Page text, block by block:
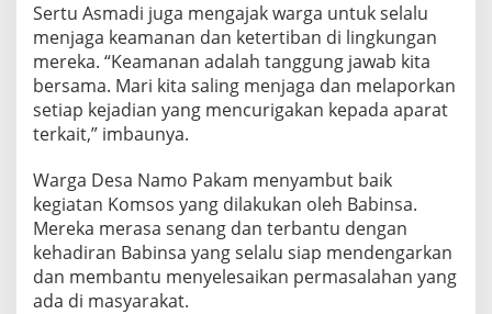
Sertu Asmadi juga mengajak warga untuk selalu
menjaga keamanan dan ketertiban di lingkungan
mereka. “Keamanan adalah tanggung jawab kita
bersama. Mari kita saling menjaga dan melaporkan
setiap kejadian yang mencurigakan kepada aparat
terkait,” imbaunya.
Warga Desa Namo Pakam menyambut baik
kegiatan Komsos yang dilakukan oleh Babinsa.
Mereka merasa senang dan terbantu dengan
kehadiran Babinsa yang selalu siap mendengarkan
dan membantu menyelesaikan permasalahan yang
ada di masyarakat.